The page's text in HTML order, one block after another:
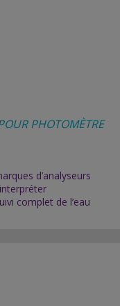
PHOTOMÈTRE
d’analyseurs
complet de l’eau